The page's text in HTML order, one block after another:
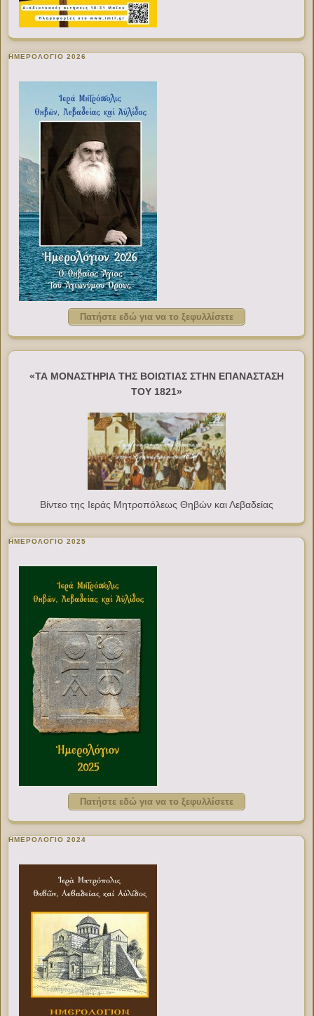
ΗΜΕΡΟΛΟΓΙΟ 2026
Πατήστε εδώ για να το ξεφυλλίσετε
«ΤΑ ΜΟΝΑΣΤΗΡΙΑ ΤΗΣ ΒΟΙΩΤΙΑΣ ΣΤΗΝ ΕΠΑΝΑΣΤΑΣΗ
ΤΟΥ 1821»
Βίντεο της Ιεράς Μητροπόλεως Θηβών και Λεβαδείας
ΗΜΕΡΟΛΟΓΙΟ 2025
Πατήστε εδώ για να το ξεφυλλίσετε
ΗΜΕΡΟΛΟΓΙΟ 2024